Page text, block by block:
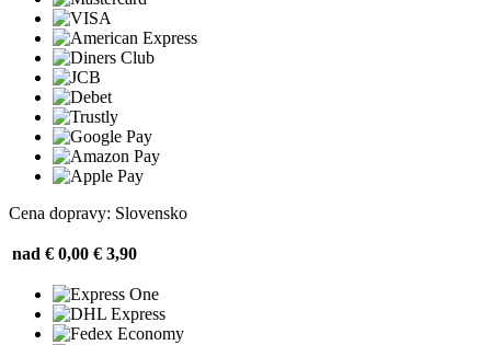
Cena dopravy: Slovensko
nad € 0,00 € 3,90